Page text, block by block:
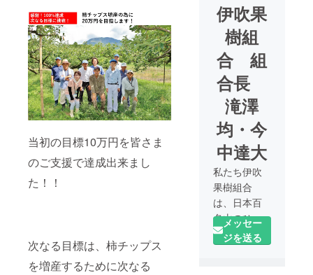
当初の目標10万円を皆さま
のご支援で達成出来まし
た！！
次なる目標は、柿チップス
を増産するために次なる
伊吹果
樹組
合 組
合長
滝澤
均・今
中達大
私たち伊吹
果樹組合
は、日本百
名山のひと
つである伊
吹山の麓に
メッセー
ジを送る